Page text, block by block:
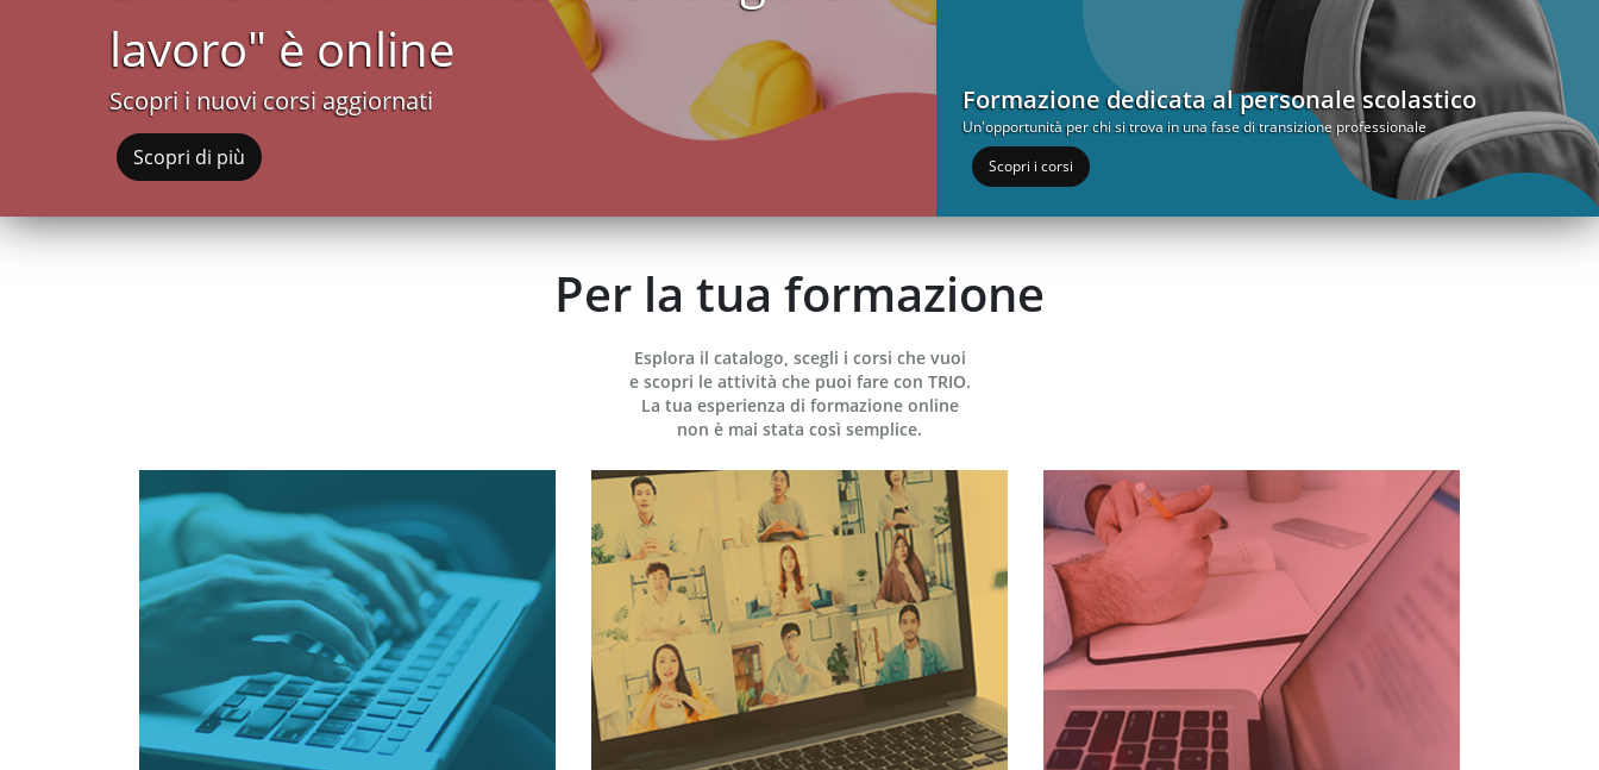
lavoro" è online
Scopri i nuovi corsi aggiornati
Scopri di più
Formazione dedicata al personale scolastico
Un'opportunità per chi si trova in una fase di transizione professionale
Scopri i corsi
Per la tua formazione
Esplora il catalogo, scegli i corsi che vuoi
e scopri le attività che puoi fare con TRIO.
La tua esperienza di formazione online
non è mai stata così semplice.